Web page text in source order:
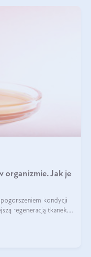
organizmie. Jak je
kondycji
regeneracją tkanek.